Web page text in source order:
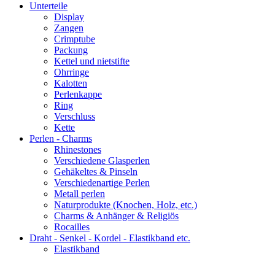
Unterteile
Display
Zangen
Crimptube
Packung
Kettel und nietstifte
Ohrringe
Kalotten
Perlenkappe
Ring
Verschluss
Kette
Perlen - Charms
Rhinestones
Verschiedene Glasperlen
Gehäkeltes & Pinseln
Verschiedenartige Perlen
Metall perlen
Naturprodukte (Knochen, Holz, etc.)
Charms & Anhänger & Religiös
Rocailles
Draht - Senkel - Kordel - Elastikband etc.
Elastikband